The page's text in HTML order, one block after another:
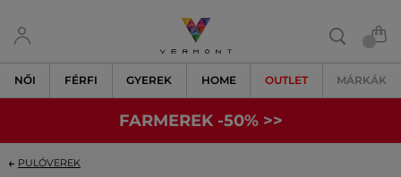
NŐI FÉRFI GYEREK HOME OUTLET MÁRKÁK
FARMEREK -50% >>
PULÓVEREK